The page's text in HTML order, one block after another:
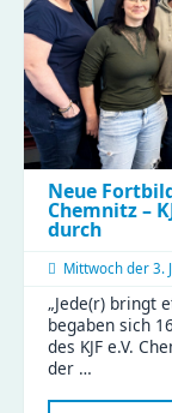
Neue
Chemnitz –
durch
Mittwoch der 3.
„Jede(r) bringt
begaben sich
des KJF e.V.
der …